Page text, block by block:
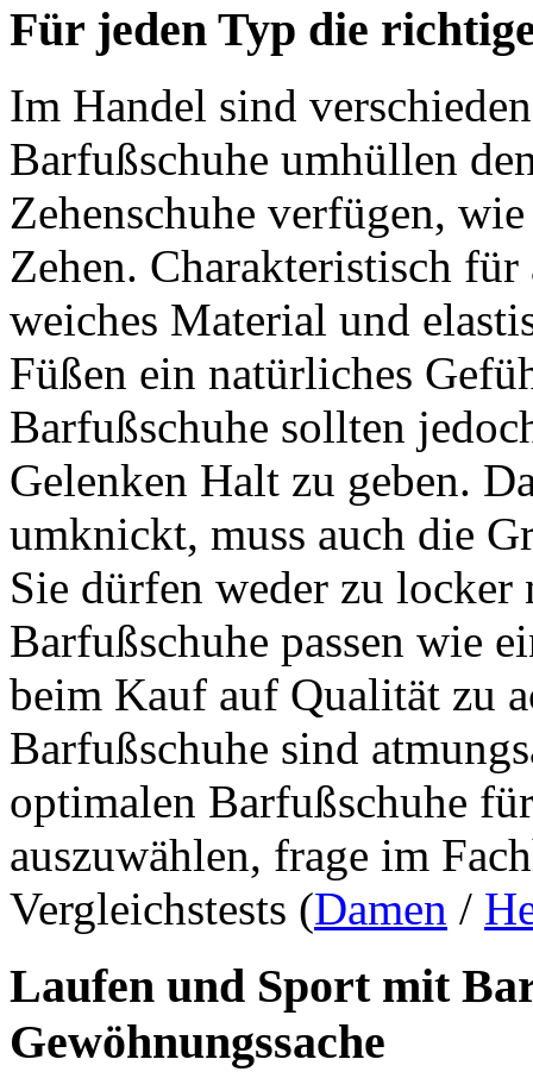
Für jeden Typ die
Im Handel sind
Barfußschuhe umhüllen
Zehenschuhe verfügen,
Zehen. Charakteristisch
weiches Material und
Füßen ein natürliches
Barfußschuhe sollten
Gelenken Halt zu geben.
umknickt, muss auch die
Sie dürfen weder zu locker
Barfußschuhe passen wie
beim Kauf auf Qualität zu
Barfußschuhe sind
optimalen Barfußschuhe
auszuwählen, frage im
Vergleichstests (Damen /
Laufen und Sport mit
Gewöhnungssache